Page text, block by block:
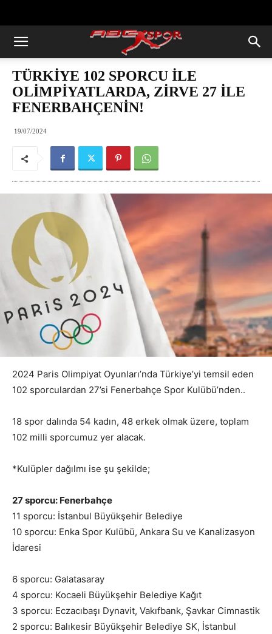
TÜRKİYE 102 SPORCU İLE
OLİMPİYATLARDA, ZİRVE 27 İLE
FENERBAHÇENİN!
19/07/2024
2024 Paris Olimpiyat Oyunları’nda Türkiye’yi temsil eden
102 sporculardan 27’si Fenerbahçe Spor Kulübü’nden..
18 spor dalında 54 kadın, 48 erkek olmak üzere, toplam
102 milli sporcumuz yer alacak.
*Kulüpler dağılmı ise şu şekilde;
27 sporcu: Fenerbahçe
11 sporcu: İstanbul Büyükşehir Belediye
10 sporcu: Enka Spor Kulübü, Ankara Su ve Kanalizasyon
İdaresi
6 sporcu: Galatasaray
4 sporcu: Kocaeli Büyükşehir Belediye Kağıt
3 sporcu: Eczacıbaşı Dynavit, Vakıfbank, Şavkar Cimnastik
2 sporcu: Balıkesir Büyükşehir Belediye SK, İstanbul